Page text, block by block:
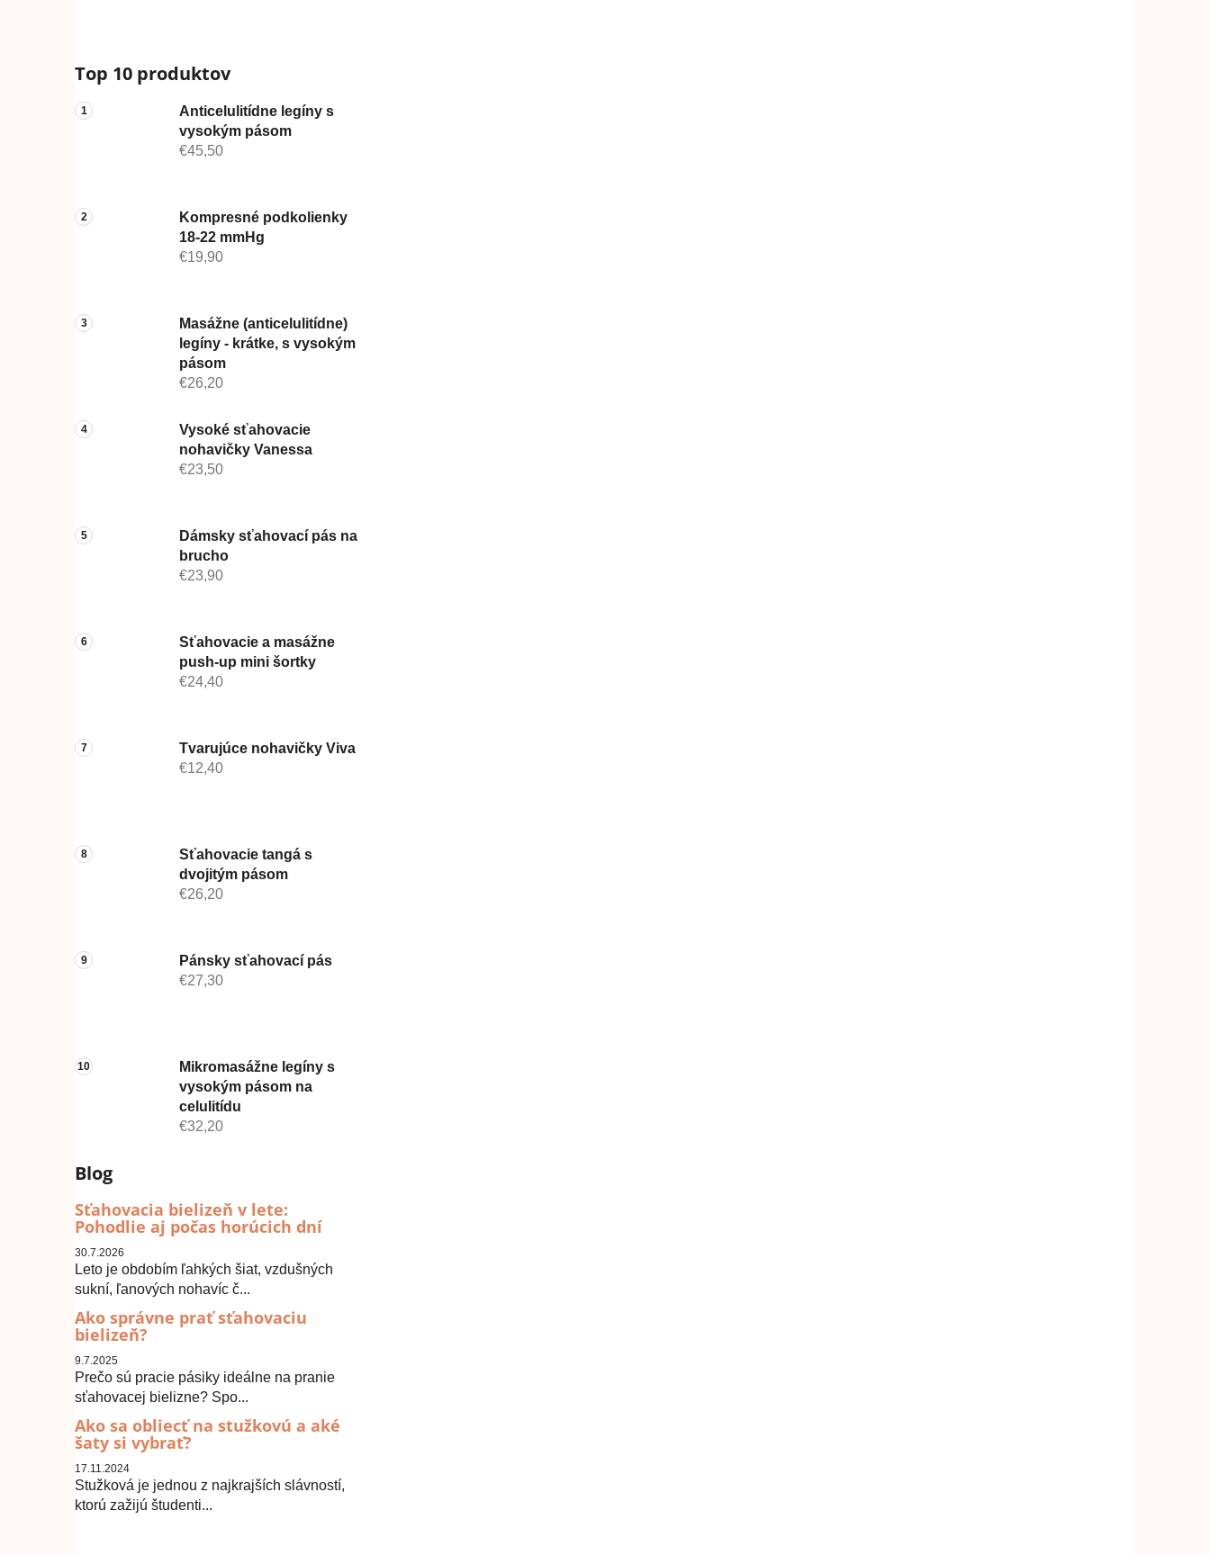
Top 10 produktov
Anticelulitídne legíny s
vysokým pásom
€45,50
Kompresné podkolienky
18-22 mmHg
€19,90
Masážne (anticelulitídne)
legíny - krátke, s vysokým
pásom
€26,20
Vysoké sťahovacie
nohavičky Vanessa
€23,50
Dámsky sťahovací pás na
brucho
€23,90
Sťahovacie a masážne
push-up mini šortky
€24,40
Tvarujúce nohavičky Viva
€12,40
Sťahovacie tangá s
dvojitým pásom
€26,20
Pánsky sťahovací pás
€27,30
Mikromasážne legíny s
vysokým pásom na
celulitídu
€32,20
Blog
Sťahovacia bielizeň v lete:
Pohodlie aj počas horúcich dní
30.7.2026
Leto je obdobím ľahkých šiat, vzdušných
sukní, ľanových nohavíc č...
Ako správne prať sťahovaciu
bielizeň?
9.7.2025
Prečo sú pracie pásiky ideálne na pranie
sťahovacej bielizne? Spo...
Ako sa obliecť na stužkovú a aké
šaty si vybrať?
17.11.2024
Stužková je jednou z najkrajších slávností,
ktorú zažijú študenti...